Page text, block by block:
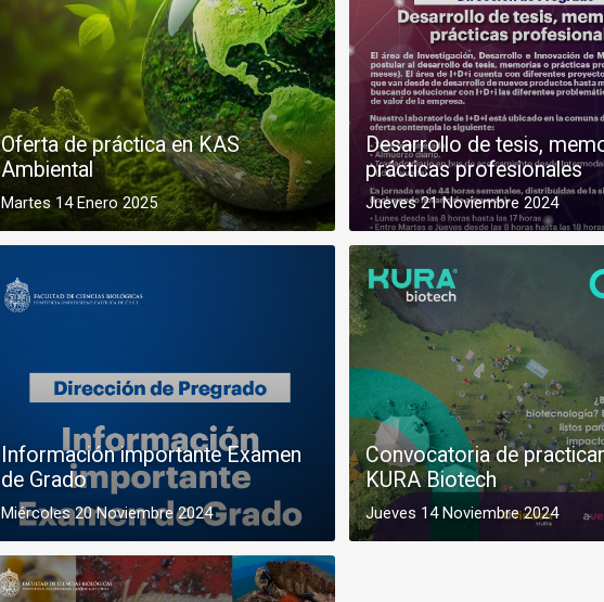
Oferta de práctica en KAS
Ambiental
Martes 14 Enero 2025
Desarrollo de tesis,
prácticas profesionales
Jueves 21 Noviembre 2024
Información importante Examen
de Grado
Miércoles 20 Noviembre 2024
Convocatoria de
KURA Biotech
Jueves 14 Noviembre 2024